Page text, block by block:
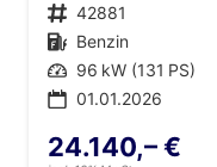
Fahrzeugnr. 42881
Kraftstoff Benzin
Leistung 96 kW (131 PS)
01.01.2026
24.140,– €